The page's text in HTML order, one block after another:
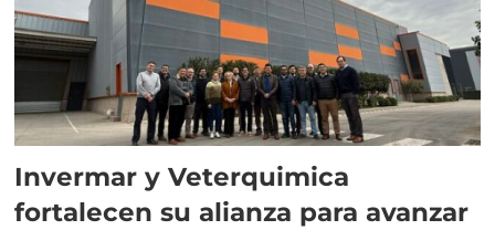
Invermar y Veterquimica
fortalecen su alianza para avanzar